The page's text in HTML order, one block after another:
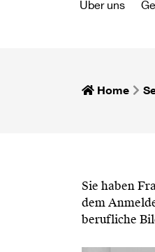
Über uns
Home
Sie haben
dem
berufliche